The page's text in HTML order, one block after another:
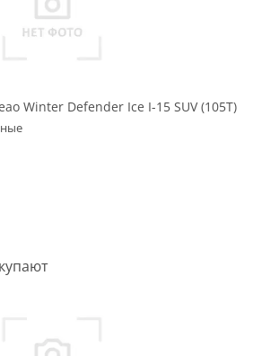
Winter Defender Ice I-15 SUV (105T)